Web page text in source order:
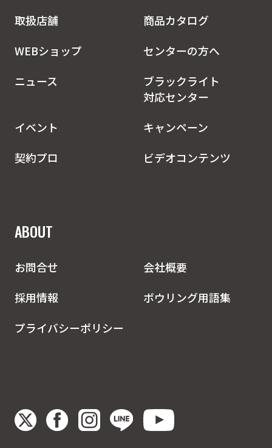
取扱店舗
商品カタログ
WEBショップ
センターの方へ
ニュース
ブラックライト
対応センター
イベント
キャンペーン
契約プロ
ビデオコンテンツ
ABOUT
お問合せ
会社概要
採用情報
ボウリング用語集
プライバシーポリシー